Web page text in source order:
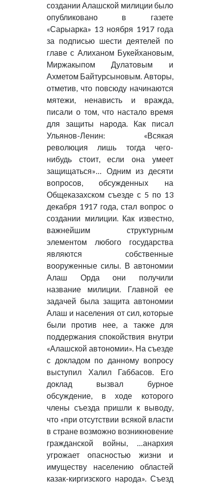
создании Алашской милиции было
опубликовано в газете
«Сарыарка» 13 ноября 1917 года
за подписью шести деятелей по
главе с Алиханом Букейхановым,
Миржакыпом Дулатовым и
Ахметом Байтурсыновым. Авторы,
отметив, что повсюду начинаются
мятежи, ненависть и вражда,
писали о том, что настало время
для защиты народа. Как писал
Ульянов-Ленин: «Всякая
революция лишь тогда чего-
нибудь стоит, если она умеет
защищаться»… Одним из десяти
вопросов, обсужденных на
Общеказахском съезде с 5 по 13
декабря 1917 года, стал вопрос о
создании милиции. Как известно,
важнейшим структурным
элементом любого государства
являются собственные
вооруженные силы. В автономии
Алаш Орда они получили
название милиции. Главной ее
задачей была защита автономии
Алаш и населения от сил, которые
были против нее, а также для
поддержания спокойствия внутри
«Алашской автономии». На съезде
с докладом по данному вопросу
выступил Халил Габбасов. Его
доклад вызвал бурное
обсуждение, в ходе которого
члены съезда пришли к выводу,
что «при отсутствии всякой власти
в стране возможно возникновение
гражданской войны, …анархия
угрожает опасностью жизни и
имуществу населению областей
казак-киргизского народа». Съезд